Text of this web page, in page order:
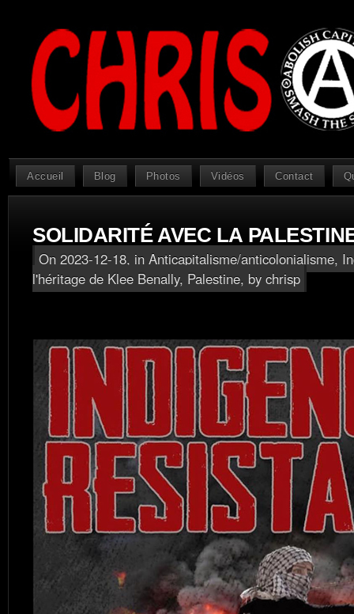
Accueil Blog Photos Vidéos Contact
SOLIDARITÉ AVEC LA
On 2023-12-18, in Anticapitalisme/anticolonialisme,
l'héritage de Klee Benally, Palestine, by chrisp